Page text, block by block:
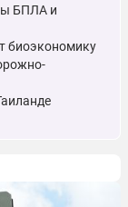
БПЛА и
биоэкономику